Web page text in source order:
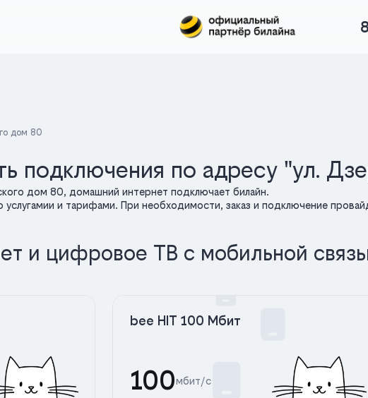
дом 80
подключения по адресу "ул.
дом 80, домашний интернет подключает билайн.
и тарифами. При необходимости, заказ и подключение
и цифровое ТВ с мобильной
bee HIT 100 Мбит
100мбит/с